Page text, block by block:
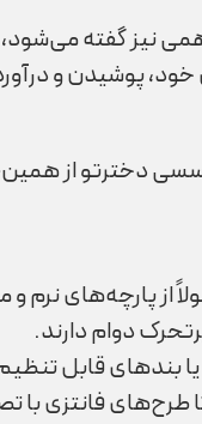
نیز گفته
پوشیدن و
دخترتو از
از پارچه‌های
دوام دارند.
یا بندهای قابل
طرح‌های فانتزی